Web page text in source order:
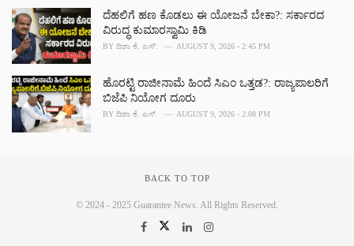
ದೆಹಲಿಗೆ ಹಣ ಕೊಡಲು ಈ ಯೋಜನೆ ಬೇಕಾ?: ಸರ್ಕಾರದ
ವಿರುದ್ಧ ಕುಮಾರಸ್ವಾಮಿ ಕಿಡಿ
BY ದಿಶಾ ಕೆ. ಎಸ್. AUGUST 9, 2026 - 2:45 PM
ಹೊರಟ್ಟಿ ರಾಜೀನಾಮೆ ಹಿಂದೆ ಸಿಎಂ ಒತ್ತಡ?: ರಾಜ್ಯಪಾಲರಿಗೆ
ಬಿಜೆಪಿ ನಿಯೋಗ ದೂರು
BY ದಿಶಾ ಕೆ. ಎಸ್. AUGUST 9, 2026 - 2:08 PM
BACK TO TOP
© 2024 - 2025 Guarantee News. All Rights Reserved.